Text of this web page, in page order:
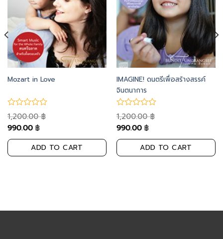
Mozart in Love
1,200.00฿
990.00 ฿
ADD TO CART
IMAGINE! ดนตรีเพื่อสร้างสรรค์
จินตนาการ
1,200.00฿
990.00 ฿
ADD TO CART